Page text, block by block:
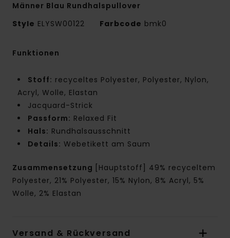
Männer Blau Rundhalspullover
Style ELYSW00122 Farbcode bmk0
Funktionen
Stoff: recyceltes Polyester, Polyester, Nylon,
Acryl, Wolle, Elastan
Jacquard-Strick
Passform: Relaxed Fit
Hals: Rundhalsausschnitt
Details: Webetikett am Saum
Zusammensetzung
[Hauptstoff] 49% recyceltem
Polyester, 21% Polyester, 15% Nylon, 8% Acryl, 5%
Wolle, 2% Elastan
Versand & Rückversand